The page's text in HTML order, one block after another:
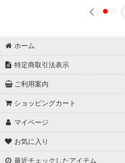
ホーム
特定商取引法表示
ご利用案内
ショッピングカート
マイページ
お気に入り
最近チェックしたアイテム